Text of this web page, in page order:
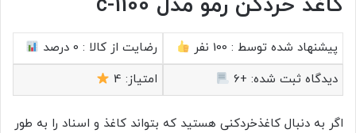
پیشنهاد شده توسط : 100 نفر رضایت از کالا : 0 درصد
دیدگاه ثبت شده: +6 امتیاز: 4
اگر به دنبال کاغذخردکنی هستید که بتواند کاغذ و اسناد را به طور